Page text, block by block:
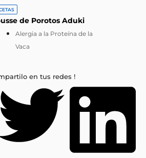
de Porotos Aduki
Alergia a la Proteína de la
Vaca
en tus redes !